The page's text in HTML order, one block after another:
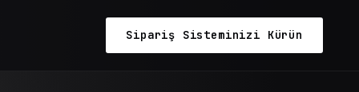
Sipariş Sisteminizi Kürün